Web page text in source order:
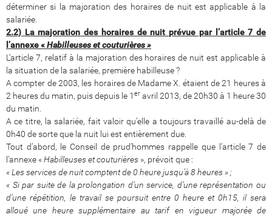
déterminer si la majoration des horaires de nuit est applicable à la
salariée.
2.2) La majoration des horaires de nuit prévue par l’article 7 de
l’annexe «Habilleuses et couturières »
L’article 7, relatif à la majoration des horaires de nuit est applicable à
la situation de la salariée, première habilleuse ?
A compter de 2003, les horaires de Madame X. étaient de 21 heures à
2 heures du matin, puis depuis le 1 er avril 2013, de 20h30 à 1 heure 30
du matin.
A ce titre, la salariée, fait valoir qu’elle a toujours travaillé au-delà de
0h40 de sorte que la nuit lui est entièrement due.
Tout d’abord, le Conseil de prud’hommes rappelle que l’article 7 de
l’annexe «Habilleuses et couturières », prévoit que :
« Les services de nuit comptent de 0 heure jusqu’à 8 heures » ;
« Si par suite de la prolongation d’un service, d’une représentation ou
d’une répétition, le travail se poursuit entre 0 heure et 0h15, il sera
alloué une heure supplémentaire au tarif en vigueur majorée de